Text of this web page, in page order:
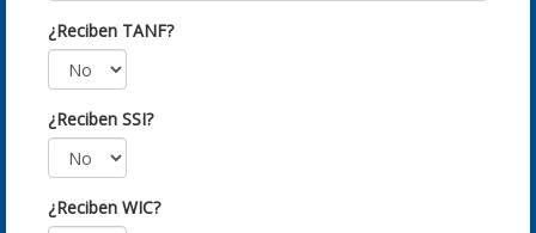
¿Reciben TANF?
¿Reciben SSI?
¿Reciben WIC?